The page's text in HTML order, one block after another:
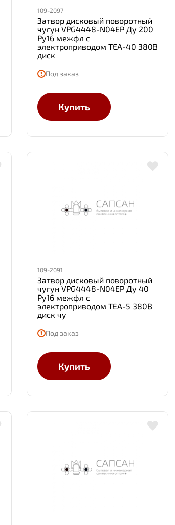
109-2097
Затвор дисковый поворотный
чугун VPG4448-N04EP Ду 200
Ру16 межфл с
электроприводом TEA-40 380В
диск
Под заказ
Купить
109-2091
Затвор дисковый поворотный
чугун VPG4448-N04EP Ду 40
Ру16 межфл с
электроприводом TEA-5 380В
диск чу
Под заказ
Купить